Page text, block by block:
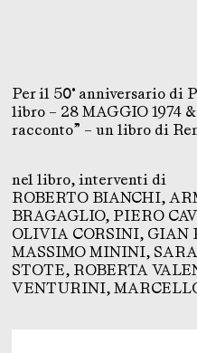
Per il 50° anniversario di
libro – 28 MAGGIO 1974
racconto” – un libro di
nel libro, interventi di
ROBERTO BIANCHI,
BRAGAGLIO, PIERO
OLIVIA CORSINI, GIAN
MASSIMO MININI,
STOTE, ROBERTA
VENTURINI,